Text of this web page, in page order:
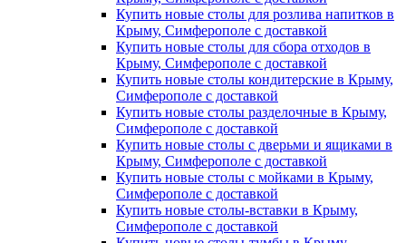
Купить новые столы для розлива напитков в
Крыму, Симферополе с доставкой
Купить новые столы для сбора отходов в
Крыму, Симферополе с доставкой
Купить новые столы кондитерские в Крыму,
Симферополе с доставкой
Купить новые столы разделочные в Крыму,
Симферополе с доставкой
Купить новые столы с дверьми и ящиками в
Крыму, Симферополе с доставкой
Купить новые столы с мойками в Крыму,
Симферополе с доставкой
Купить новые столы-вставки в Крыму,
Симферополе с доставкой